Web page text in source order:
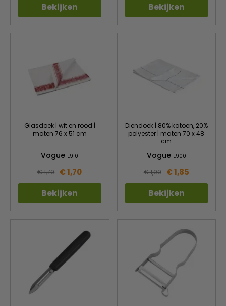
Bekijken Bekijken
Glasdoek | wit en rood |
maten 76 x 51 cm
Vogue E910
€ 1,79 € 1,70
Bekijken
Diendoek | 80% katoen, 20%
polyester | maten 70 x 48
cm
Vogue E900
€ 1,99 € 1,85
Bekijken